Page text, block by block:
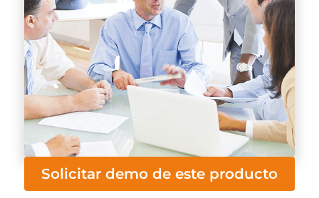
Solicitar demo de este producto